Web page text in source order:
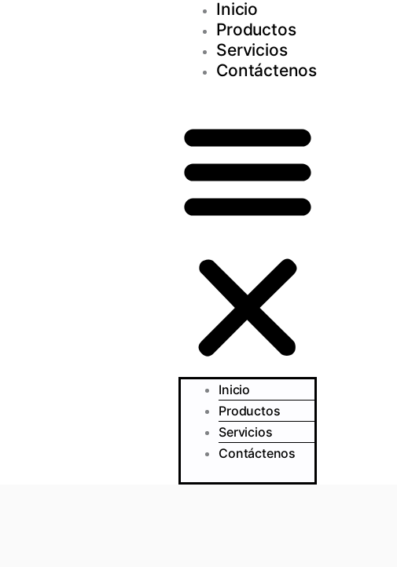
Inicio
Productos
Servicios
Contáctenos
Inicio
Productos
Servicios
Contáctenos